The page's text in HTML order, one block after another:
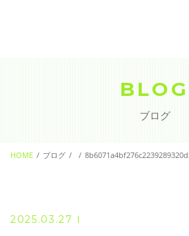
BLOG
ブログ
HOME ブログ
2025.03.27